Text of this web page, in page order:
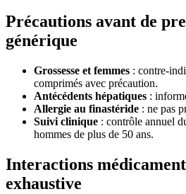
Précautions avant de
générique
Grossesse et femmes : contre-
comprimés avec précaution.
Antécédents hépatiques :
Allergie au finastéride : ne pas
Suivi clinique : contrôle annuel
hommes de plus de 50 ans.
Interactions
exhaustive